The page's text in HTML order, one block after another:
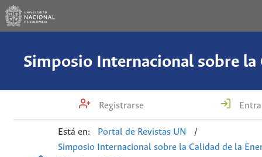
Registrarse
Está en: Portal de Revistas UN
/
Simposio Internacional sobre la Calidad de la